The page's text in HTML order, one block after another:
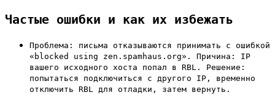
Частые ошибки и как их избежать
Проблема: письма отказываются принимать с ошибкой
«blocked using zen.spamhaus.org». Причина: IP
вашего исходного хоста попал в RBL. Решение:
попытаться подключиться с другого IP, временно
отключить RBL для отладки, затем вернуть.